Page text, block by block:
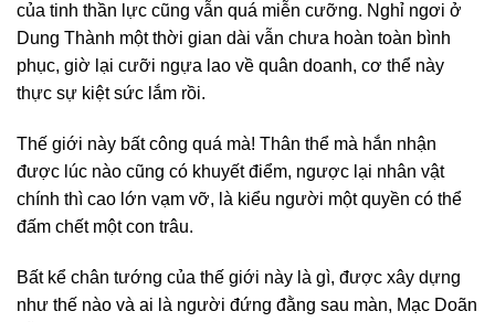
của tinh thần lực cũng vẫn quá miễn cưỡng. Nghỉ ngơi ở
Dung Thành một thời gian dài vẫn chưa hoàn toàn bình
phục, giờ lại cưỡi ngựa lao về quân doanh, cơ thể này
thực sự kiệt sức lắm rồi.
Thế giới này bất công quá mà! Thân thể mà hắn nhận
được lúc nào cũng có khuyết điểm, ngược lại nhân vật
chính thì cao lớn vạm vỡ, là kiểu người một quyền có thể
đấm chết một con trâu.
Bất kể chân tướng của thế giới này là gì, được xây dựng
như thế nào và ai là người đứng đằng sau màn, Mạc Doãn